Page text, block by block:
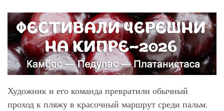
Художник и его команда превратили обычный
проход к пляжу в красочный маршрут среди пальм.